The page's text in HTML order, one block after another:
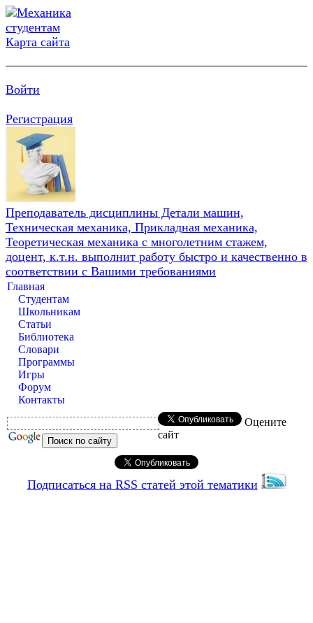
Карта сайта
Войти
Регистрация
Преподаватель дисциплины Детали машин,
Техническая механика, Прикладная механика,
Теоретическая механика с многолетним стажем,
доцент, к.т.н. выполнит работу быстро и качественно в
соответствии с Вашими требованиями
Главная
Студентам
Школьникам
Статьи
Библиотека
Словари
Программы
Игры
Форум
Контакты
Оцените
сайт
Подписаться на RSS статей этой тематики